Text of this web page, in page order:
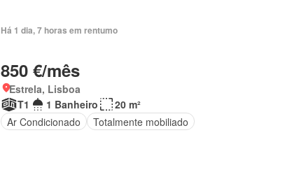
Há 1 dia, 7 horas em rentumo
850 €/mês
Estrela, Lisboa
T1
1 Banheiro
20 m²
Ar Condicionado
Totalmente mobiliado